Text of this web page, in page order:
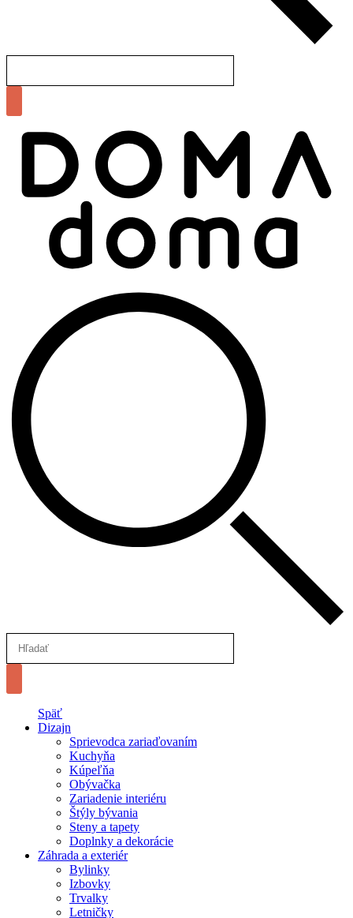
Späť
Dizajn
Sprievodca zariaďovaním
Kuchyňa
Kúpeľňa
Obývačka
Zariadenie interiéru
Štýly bývania
Steny a tapety
Doplnky a dekorácie
Záhrada a exteriér
Bylinky
Izbovky
Trvalky
Letničky